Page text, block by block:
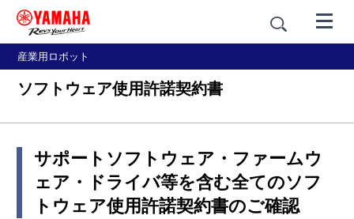
産業用ロボット
ソフトウェア使用許諾契約書
サポートソフトウェア・ファームウ
ェア・ドライバ等を含む全てのソフ
トウェア使用許諾契約書のご確認